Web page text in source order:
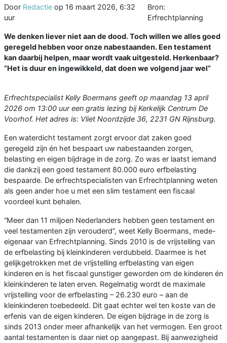
Door Redactie op 16 maart 2026, 6:32
uur
Bron:
Erfrechtplanning
We denken liever niet aan de dood. Toch willen we alles goed
geregeld hebben voor onze nabestaanden. Een testament
kan daarbij helpen, maar wordt vaak uitgesteld. Herkenbaar?
“Het is duur en ingewikkeld, dat doen we volgend jaar wel”
Erfrechtspecialist Kelly Boermans geeft op maandag 13 april
2026 om 13:00 uur een gratis lezing bij Kerkelijk Centrum De
Voorhof. Het adres is: Vliet Noordzijde 36, 2231 GN Rijnsburg.
Een waterdicht testament zorgt ervoor dat zaken goed
geregeld zijn én het bespaart uw nabestaanden zorgen,
belasting en eigen bijdrage in de zorg. Zo was er laatst iemand
die dankzij een goed testament 80.000 euro erfbelasting
bespaarde. De erfrechtspecialisten van Erfrechtplanning weten
als geen ander hoe u met een slim testament een fiscaal
voordeel kunt behalen.
“Meer dan 11 miljoen Nederlanders hebben geen testament en
veel testamenten zijn verouderd”, weet Kelly Boermans, mede-
eigenaar van Erfrechtplanning. Sinds 2010 is de vrijstelling van
de erfbelasting bij kleinkinderen verdubbeld. Daarmee is het
gelijkgetrokken met de vrijstelling erfbelasting van eigen
kinderen en is het fiscaal gunstiger geworden om de kinderen én
kleinkinderen te laten erven. Regelmatig wordt de maximale
vrijstelling voor de erfbelasting – 26.230 euro – aan de
kleinkinderen toebedeeld. Dit gaat echter wel ten koste van de
erfenis van de eigen kinderen. De eigen bijdrage in de zorg is
sinds 2013 onder meer afhankelijk van het vermogen. Een groot
aantal testamenten is daar niet op aangepast. Bij aanwezigheid